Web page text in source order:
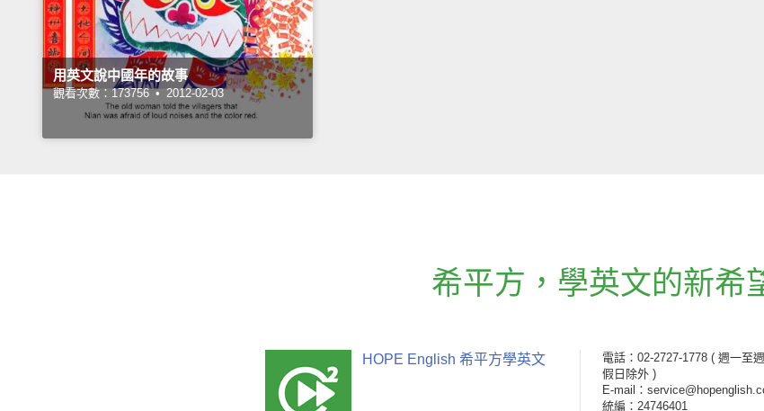
用英文說中國年的故事
觀看次數：173756 • 2012-02-03
希平方 ， 學英文的新希
HOPE English 希平方學英文 電話：02-2727-1778 ( 週一至
假日除外 )
E-mail：
統編：24746401